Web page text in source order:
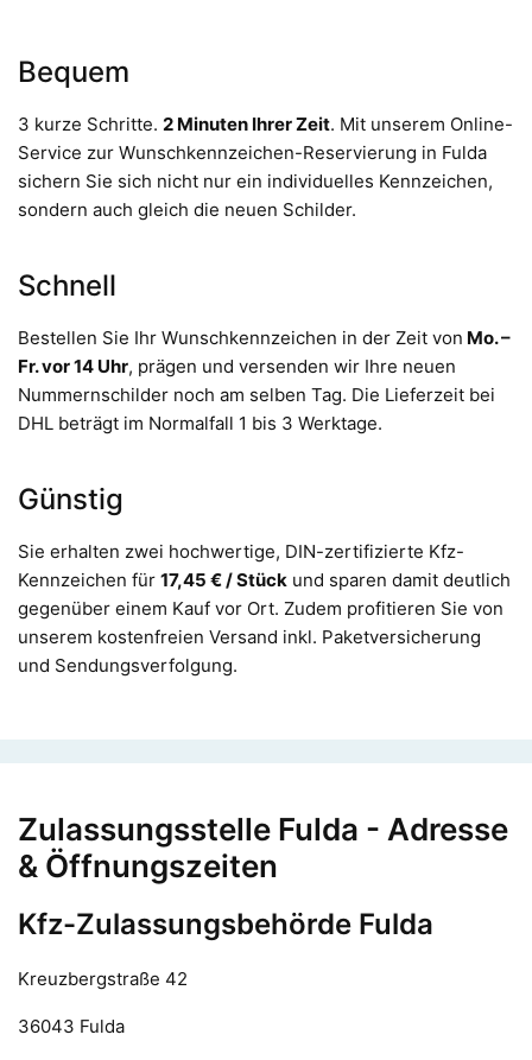
Bequem
3 kurze Schritte. 2 Minuten Ihrer Zeit. Mit unserem Online-
Service zur Wunschkennzeichen-Reservierung in Fulda
sichern Sie sich nicht nur ein individuelles Kennzeichen,
sondern auch gleich die neuen Schilder.
Schnell
Bestellen Sie Ihr Wunschkennzeichen in der Zeit von Mo. –
Fr. vor 14 Uhr, prägen und versenden wir Ihre neuen
Nummernschilder noch am selben Tag. Die Lieferzeit bei
DHL beträgt im Normalfall 1 bis 3 Werktage.
Günstig
Sie erhalten zwei hochwertige, DIN-zertifizierte Kfz-
Kennzeichen für 17,45 € / Stück und sparen damit deutlich
gegenüber einem Kauf vor Ort. Zudem profitieren Sie von
unserem kostenfreien Versand inkl. Paketversicherung
und Sendungsverfolgung.
Zulassungsstelle Fulda - Adresse
& Öffnungszeiten
Kfz-Zulassungsbehörde Fulda
Kreuzbergstraße 42
36043 Fulda